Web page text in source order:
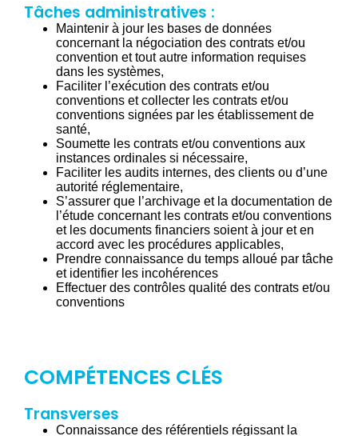
Tâches administratives :
Maintenir à jour les bases de données
concernant la négociation des contrats et/ou
convention et tout autre information requises
dans les systèmes,
Faciliter l’exécution des contrats et/ou
conventions et collecter les contrats et/ou
conventions signées par les établissement de
santé,
Soumette les contrats et/ou conventions aux
instances ordinales si nécessaire,
Faciliter les audits internes, des clients ou d’une
autorité réglementaire,
S’assurer que l’archivage et la documentation de
l’étude concernant les contrats et/ou conventions
et les documents financiers soient à jour et en
accord avec les procédures applicables,
Prendre connaissance du temps alloué par tâche
et identifier les incohérences
Effectuer des contrôles qualité des contrats et/ou
conventions
COMPÉTENCES CLÉS
Transverses
Connaissance des référentiels régissant la